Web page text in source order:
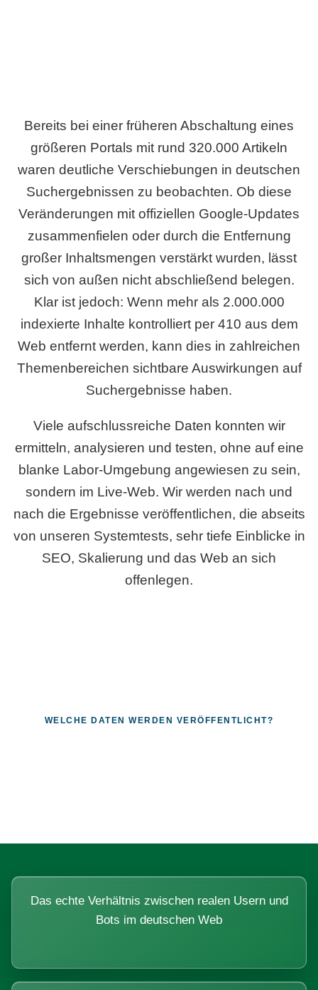
Bereits bei einer früheren Abschaltung eines
größeren Portals mit rund 320.000 Artikeln
waren deutliche Verschiebungen in deutschen
Suchergebnissen zu beobachten. Ob diese
Veränderungen mit offiziellen Google-Updates
zusammenfielen oder durch die Entfernung
großer Inhaltsmengen verstärkt wurden, lässt
sich von außen nicht abschließend belegen.
Klar ist jedoch: Wenn mehr als 2.000.000
indexierte Inhalte kontrolliert per 410 aus dem
Web entfernt werden, kann dies in zahlreichen
Themenbereichen sichtbare Auswirkungen auf
Suchergebnisse haben.
Viele aufschlussreiche Daten konnten wir
ermitteln, analysieren und testen, ohne auf eine
blanke Labor-Umgebung angewiesen zu sein,
sondern im Live-Web. Wir werden nach und
nach die Ergebnisse veröffentlichen, die abseits
von unseren Systemtests, sehr tiefe Einblicke in
SEO, Skalierung und das Web an sich
offenlegen.
WELCHE DATEN WERDEN VERÖFFENTLICHT?
Das echte Verhältnis zwischen realen Usern und
Bots im deutschen Web